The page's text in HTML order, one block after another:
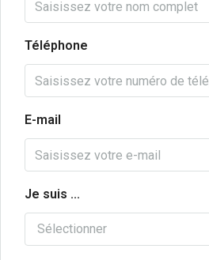
Téléphone
E-mail
Je suis ...
Sélectionner